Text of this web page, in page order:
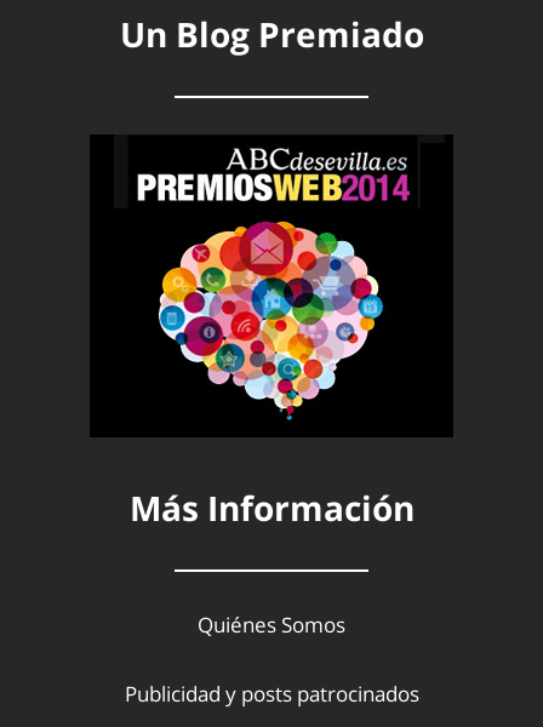
Un Blog Premiado
Más Información
Quiénes Somos
Publicidad y posts patrocinados